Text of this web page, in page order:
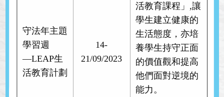
守法年主題
學習週
—LEAP生
活教育計劃
14-
21/09/2023
活教育課程」,讓
學生建立健康的
生活態度，亦培
養學生持守正面
的價值觀和提高
他們面對逆境的
能力。